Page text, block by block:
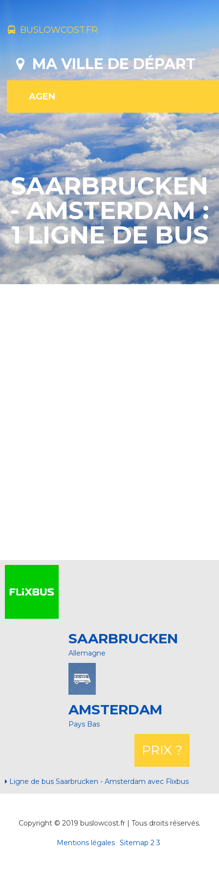
BUSLOWCOST.FR
MA VILLE DE DÉPART
SAARBRUCKEN
- AMSTERDAM :
1 LIGNE DE BUS
SAARBRUCKEN
Allemagne
AMSTERDAM
Pays Bas
PRIX ?
Ligne de bus Saarbrucken - Amsterdam avec Flixbus
Copyright © 2019 buslowcost.fr | Tous droits réservés.
Mentions légales Sitemap 2 3